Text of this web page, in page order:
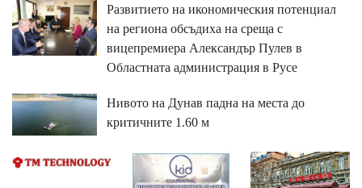
Развитието на икономическия потенциал
на региона обсъдиха на среща с
вицепремиера Александър Пулев в
Областната администрация в Русе
Нивото на Дунав падна на места до
критичните 1.60 м